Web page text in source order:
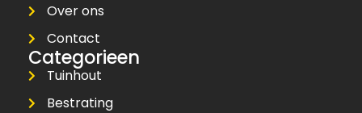
Over ons
Contact
Categorieen
Tuinhout
Bestrating